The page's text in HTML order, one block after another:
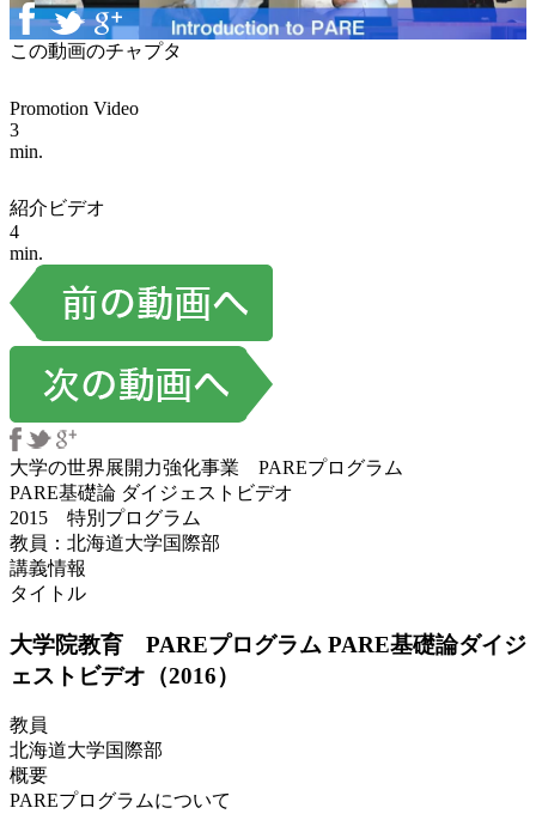
この動画のチャプタ
Promotion Video
3
min.
紹介ビデオ
4
min.
大学の世界展開力強化事業 PAREプログラム
PARE基礎論 ダイジェストビデオ
2015 特別プログラム
教員：北海道大学国際部
講義情報
タイトル
大学院教育 PAREプログラム PARE基礎論ダイジ
ェストビデオ（2016）
教員
北海道大学国際部
概要
PAREプログラムについて